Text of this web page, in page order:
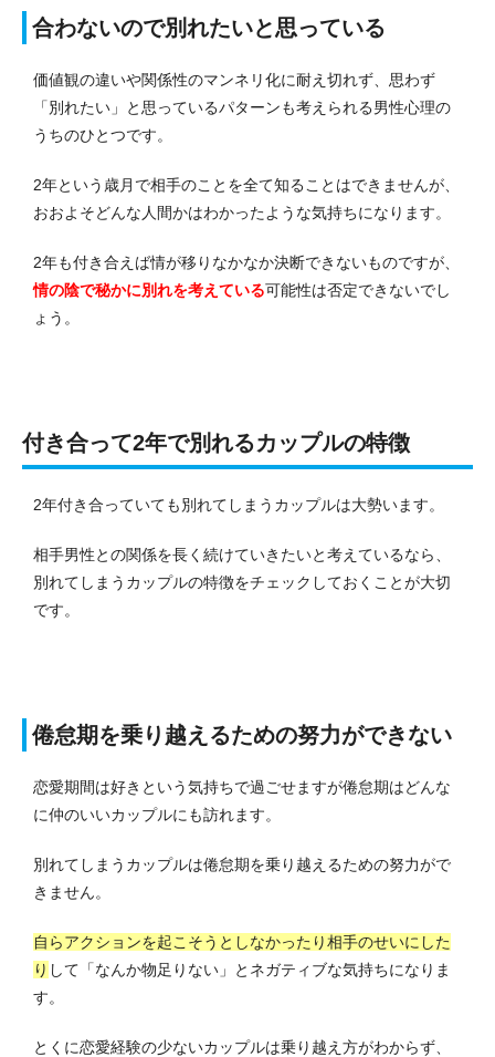
合わないので別れたいと思っている
価値観の違いや関係性のマンネリ化に耐え切れず、思わず
「別れたい」と思っているパターンも考えられる男性心理の
うちのひとつです。
2年という歳月で相手のことを全て知ることはできませんが、
おおよそどんな人間かはわかったような気持ちになります。
2年も付き合えば情が移りなかなか決断できないものですが、
情の陰で秘かに別れを考えている可能性は否定できないでし
ょう。
付き合って2年で別れるカップルの特徴
2年付き合っていても別れてしまうカップルは大勢います。
相手男性との関係を長く続けていきたいと考えているなら、
別れてしまうカップルの特徴をチェックしておくことが大切
です。
倦怠期を乗り越えるための努力ができない
恋愛期間は好きという気持ちで過ごせますが倦怠期はどんな
に仲のいいカップルにも訪れます。
別れてしまうカップルは倦怠期を乗り越えるための努力がで
きません。
自らアクションを起こそうとしなかったり相手のせいにした
り して「なんか物足りない」とネガティブな気持ちになりま
す。
とくに恋愛経験の少ないカップルは乗り越え方がわからず、